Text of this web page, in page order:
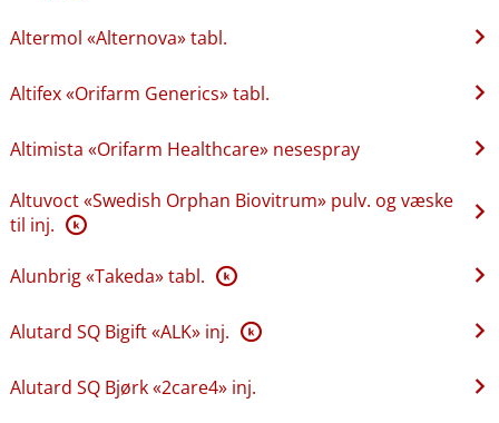
Altermol «Alternova» tabl.
Altifex «Orifarm Generics» tabl.
Altimista «Orifarm Healthcare» nesespray
Altuvoct «Swedish Orphan Biovitrum» pulv. og væske
til inj. K
Alunbrig «Takeda» tabl. K
Alutard SQ Bigift «ALK» inj. K
Alutard SQ Bjørk «2care4» inj.